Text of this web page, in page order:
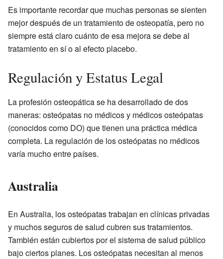
Es importante recordar que muchas personas se sienten
mejor después de un tratamiento de osteopatía, pero no
siempre está claro cuánto de esa mejora se debe al
tratamiento en sí o al efecto placebo.
Regulación y Estatus Legal
La profesión osteopática se ha desarrollado de dos
maneras: osteópatas no médicos y médicos osteópatas
(conocidos como DO) que tienen una práctica médica
completa. La regulación de los osteópatas no médicos
varía mucho entre países.
Australia
En Australia, los osteópatas trabajan en clínicas privadas
y muchos seguros de salud cubren sus tratamientos.
También están cubiertos por el sistema de salud público
bajo ciertos planes. Los osteópatas necesitan al menos